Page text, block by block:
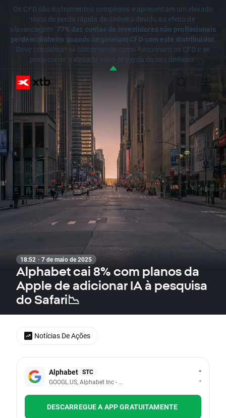
Os CFD são instrumentos complexos e apresentam um elevado
risco de perda rápida de dinheiro devido ao efeito de
alavancagem. 77% das contas de investidores não profissionais
perdem dinheiro quando negoceiam CFD com este distribuidor.
Deve considerar se compreende como funcionam os CFD e se
pode correr o elevado risco de perda do seu dinheiro.
18:52 · 7 de maio de 2025
Alphabet cai 8% com planos da
Apple de adicionar IA à pesquisa
do Safari📉
Alphabet STC
GOOGL.US, Alphabet Inc - Class A
-
-
DESCARREGUE A APP GRATUITAMENTE
Notícias De Ações